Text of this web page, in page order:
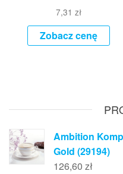
7,31 zł
Zobacz cenę
Ambition
Gold (29194)
126,60 zł